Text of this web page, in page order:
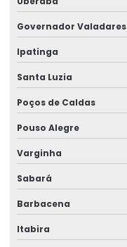
Governador Valadares
Ipatinga
Santa Luzia
Poços de Caldas
Pouso Alegre
Varginha
Sabará
Barbacena
Itabira